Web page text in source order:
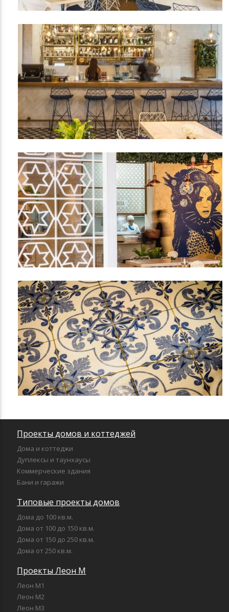
Проекты домов и коттеджей
Дома и коттеджи
Дуплексы и таунхаусы
Коммерческие здания
Бани и гаражи
Типовые проекты домов
Дома до 100 кв.м.
Дома от 100 до 150 кв.м.
Дома от 150 до 250 кв.м.
Дома от 250 кв.м.
Проекты Леон М
Леон М1
Леон М2
Леон М3